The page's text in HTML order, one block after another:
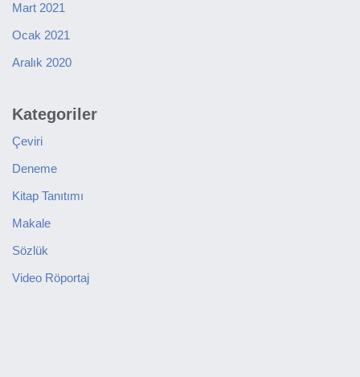
Mart 2021
Ocak 2021
Aralık 2020
Kategoriler
Çeviri
Deneme
Kitap Tanıtımı
Makale
Sözlük
Video Röportaj